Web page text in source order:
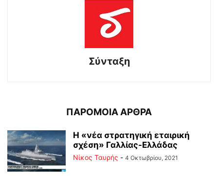
Σύνταξη
ΠΑΡΟΜΟΙΑ ΑΡΘΡΑ
Η «νέα στρατηγική εταιρική
σχέση» Γαλλίας-Ελλάδας
Νίκος Ταυρής - 4 Οκτωβρίου, 2021